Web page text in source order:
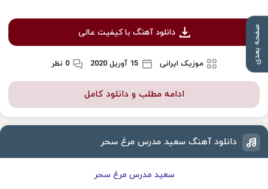
صفحه بعدی دانلود آهنگ با کیفیت عالی
موزیک ایرانی 15 آوریل 2020 0 نظر
ادامه مطلب و دانلود کامل
دانلود آهنگ سعید مدرس مرغ سحر
سعید مدرس مرغ سحر